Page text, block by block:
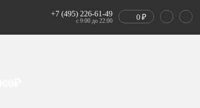
+7 (495) 226-61-49
с 9:00 до 22:00 0₽